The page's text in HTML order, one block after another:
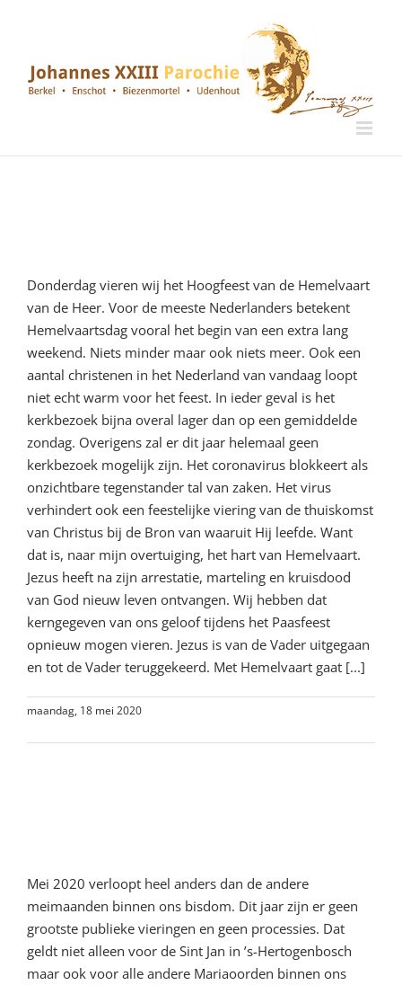
Donderdag vieren wij het Hoogfeest van de Hemelvaart
van de Heer. Voor de meeste Nederlanders betekent
Hemelvaartsdag vooral het begin van een extra lang
weekend. Niets minder maar ook niets meer. Ook een
aantal christenen in het Nederland van vandaag loopt
niet echt warm voor het feest. In ieder geval is het
kerkbezoek bijna overal lager dan op een gemiddelde
zondag. Overigens zal er dit jaar helemaal geen
kerkbezoek mogelijk zijn. Het coronavirus blokkeert als
onzichtbare tegenstander tal van zaken. Het virus
verhindert ook een feestelijke viering van de thuiskomst
van Christus bij de Bron van waaruit Hij leefde. Want
dat is, naar mijn overtuiging, het hart van Hemelvaart.
Jezus heeft na zijn arrestatie, marteling en kruisdood
van God nieuw leven ontvangen. Wij hebben dat
kerngegeven van ons geloof tijdens het Paasfeest
opnieuw mogen vieren. Jezus is van de Vader uitgegaan
en tot de Vader teruggekeerd. Met Hemelvaart gaat [...]
maandag, 18 mei 2020
Mei 2020 verloopt heel anders dan de andere
meimaanden binnen ons bisdom. Dit jaar zijn er geen
grootste publieke vieringen en geen processies. Dat
geldt niet alleen voor de Sint Jan in ’s-Hertogenbosch
maar ook voor alle andere Mariaoorden binnen ons